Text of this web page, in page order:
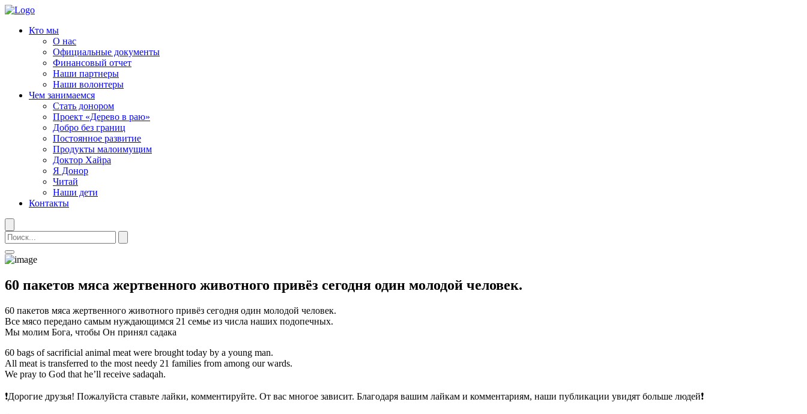
Кто мы
О нас
Официальные документы
Финансовый отчет
Наши партнеры
Наши волонтеры
Чем занимаемся
Стать донором
Проект «Дерево в раю»
Добро без границ
Постоянное развитие
Продукты малоимущим
Доктор Хайра
Я Донор
Читай
Наши дети
Контакты
60 пакетов мяса жертвенного животного привёз сегодня один молодой человек.
60 пакетов мяса жертвенного животного привёз сегодня один молодой человек.
Все мясо передано самым нуждающимся 21 семье из числа наших подопечных.
Мы молим Бога, чтобы Он принял садака
60 bags of sacrificial animal meat were brought today by a young man.
All meat is transferred to the most needy 21 families from among our wards.
We pray to God that he’ll receive sadaqah.
❗Дорогие друзья! Пожалуйста ставьте лайки, комментируйте. От вас многое зависит. Благодаря вашим лайкам и комментариям, наши публикации увидят больше людей❗